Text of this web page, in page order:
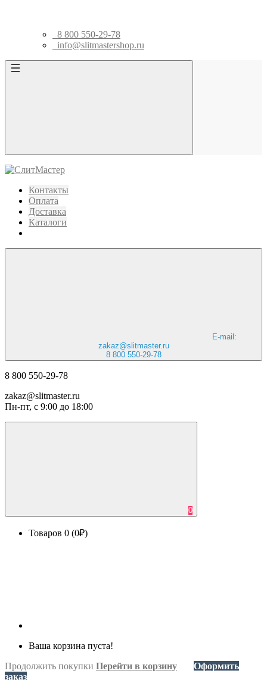
8 800 550-29-78
info@slitmastershop.ru
Контакты
Оплата
Доставка
Каталоги
E-mail:
zakaz@slitmaster.ru
8 800 550-29-78
8 800 550-29-78
zakaz@slitmaster.ru
Пн-пт, с 9:00 до 18:00
0
Товаров 0 (0₽)
Ваша корзина пуста!
Продолжить покупки Перейти в корзину
Оформить
заказ